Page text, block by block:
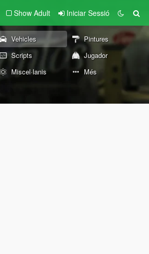
Show Adult Iniciar Sessió
Vehicles
Pintures
Scripts
Jugador
Miscel·lanis Més